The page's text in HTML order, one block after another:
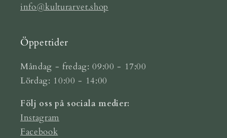
info@kulturarvet.shop
Öppettider
Måndag - fredag: 09:00 - 17:00
Lördag: 10:00 - 14:00
Följ oss på sociala medier:
Instagram
Facebook